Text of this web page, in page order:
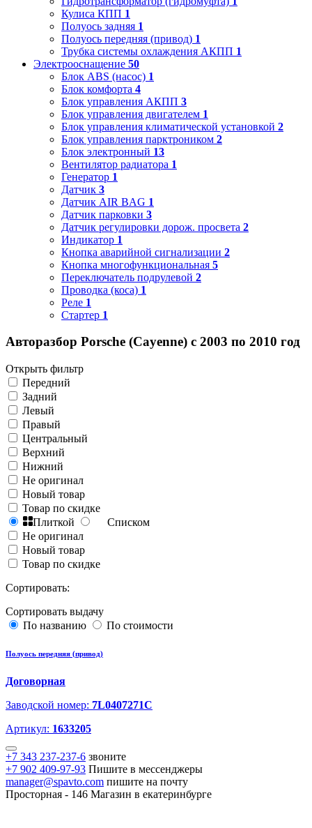
Кулиса КПП 1
Полуось задняя 1
Полуось передняя (привод) 1
Трубка системы охлаждения АКПП 1
Электрооснащение 50
Блок ABS (насос) 1
Блок комфорта 4
Блок управления АКПП 3
Блок управления двигателем 1
Блок управления климатической установкой 2
Блок управления парктроником 2
Блок электронный 13
Вентилятор радиатора 1
Генератор 1
Датчик 3
Датчик AIR BAG 1
Датчик парковки 3
Датчик регулировки дорож. просвета 2
Индикатор 1
Кнопка аварийной сигнализации 2
Кнопка многофункциональная 5
Переключатель подрулевой 2
Проводка (коса) 1
Реле 1
Стартер 1
Авторазбор Porsche (Cayenne) с 2003 по 2010 год
Открыть фильтр
Передний
Задний
Левый
Правый
Центральный
Верхний
Нижний
Не оригинал
Новый товар
Товар по скидке
Плиткой
Списком
Не оригинал
Новый товар
Товар по скидке
Сортировать:
Сортировать выдачу
По названию
По стоимости
Полуось передняя (привод)
Договорная
Заводской номер: 7L0407271C
Артикул: 1633205
+7 343 237-237-6 звоните
+7 902 409-97-93 Пишите в мессенджеры
manager@spavto.com пишите на почту
Просторная - 146 Магазин в екатеринбурге